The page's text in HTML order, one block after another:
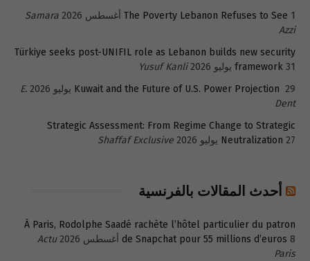
The Poverty Lebanon Refuses to See 1 أغسطس 2026
Samara
Azzi
Türkiye seeks post-UNIFIL role as Lebanon builds new security
framework 31 يوليو 2026
Yusuf Kanli
Kuwait and the Future of U.S. Power Projection 29 يوليو 2026
E.
Dent
Strategic Assessment: From Regime Change to Strategic
Neutralization 27 يوليو 2026 Shaffaf Exclusive
أحدث المقالات بالفرنسية
À Paris, Rodolphe Saadé rachète l’hôtel particulier du patron
de Snapchat pour 55 millions d’euros 8 أغسطس 2026
Actu
Paris